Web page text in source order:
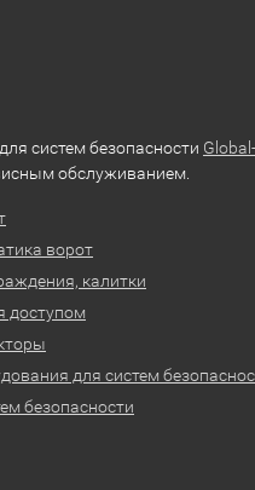
систем безопасности Global-
обслуживанием.
ворот
калитки
доступом
для систем
безопасности